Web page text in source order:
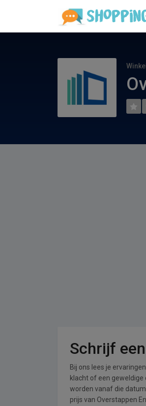
Schrijf
Bij ons lees je
klacht of een
worden vanaf die
prijs van Overstappen